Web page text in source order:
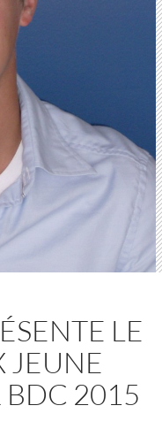
LE
JEUNE
BDC 2015